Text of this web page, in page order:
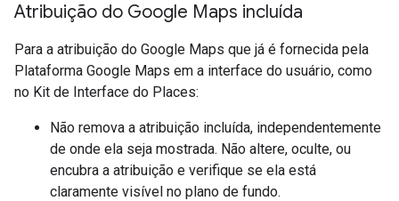
Atribuição do Google Maps incluída
Para a atribuição do Google Maps que já é fornecida pela
Plataforma Google Maps em a interface do usuário, como
no Kit de Interface do Places:
Não remova a atribuição incluída, independentemente
de onde ela seja mostrada. Não altere, oculte, ou
encubra a atribuição e verifique se ela está
claramente visível no plano de fundo.